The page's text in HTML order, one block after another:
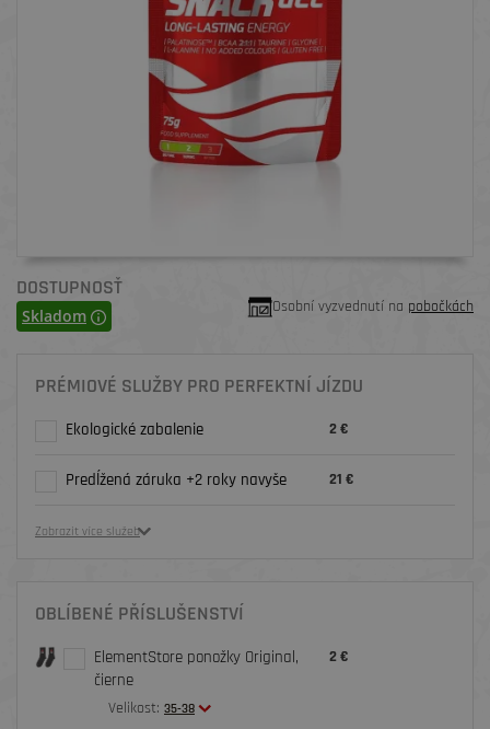
DOSTUPNOSŤ
Skladom Osobní vyzvednutí na pobočkách
PRÉMIOVÉ SLUŽBY PRO PERFEKTNÍ JÍZDU
Ekologické zabalenie 2 €
Predĺžená záruka +2 roky navyše 21 €
Zobrazit více služeb
OBLÍBENÉ PŘÍSLUŠENSTVÍ
ElementStore ponožky Original,
čierne
Velikost: 35-38
2 €